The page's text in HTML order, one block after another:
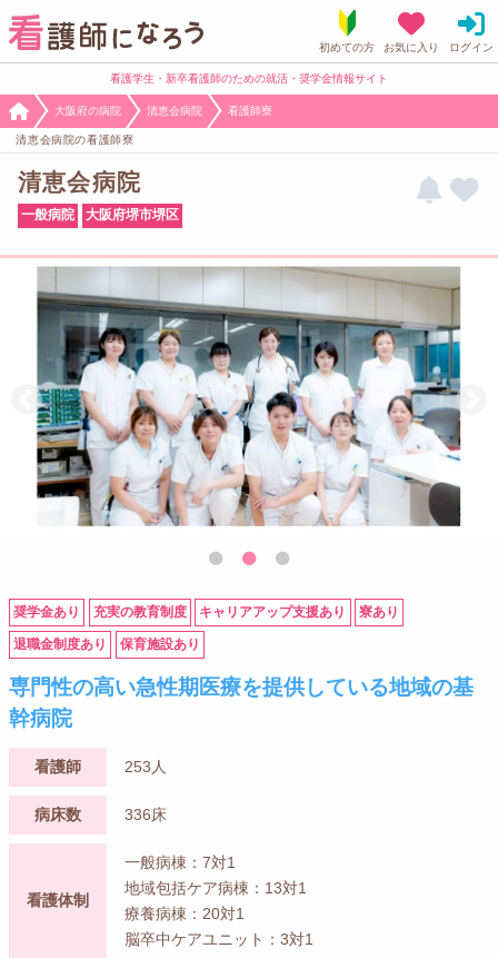
看護学生・新卒看護師のための就活・奨学金情報サイト
大阪府の病院 清恵会病院 看護師寮
清恵会病院の看護師寮
清恵会病院
一般病院 大阪府堺市堺区
奨学金あり 充実の教育制度 キャリアアップ支援あり 寮あり
退職金制度あり 保育施設あり
専門性の高い急性期医療を提供している地域の基
幹病院
看護師 253人
病床数 336床
看護体制
一般病棟：7対1
地域包括ケア病棟：13対1
療養病棟：20対1
脳卒中ケアユニット：3対1